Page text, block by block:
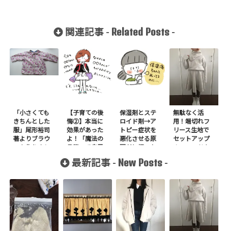
関連記事 - Related Posts-
「小さくても
きちんとした
服」尾形裕司
著よりブラウ
スを作りまし
【子育ての後
悔②】本当に
効果があった
よ！「魔法の
言葉」で自己
肯定感UP！
保湿剤とステ
ロイド剤→ア
トピー症状を
悪化させる原
因だと悟った
談
無駄なく活
用！端切れフ
リース生地で
セットアップ
＋スヌードを1
最新記事 - New Posts -